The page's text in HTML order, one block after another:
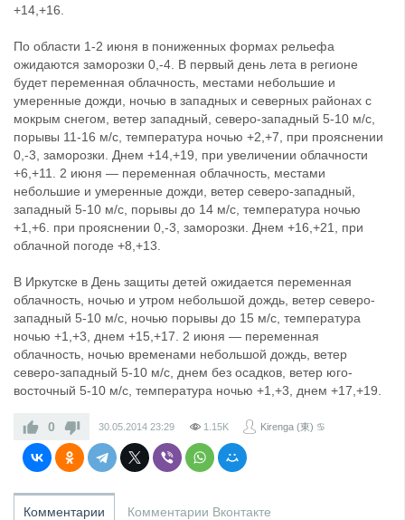
+14,+16.
По области 1-2 июня в пониженных формах рельефа
ожидаются заморозки 0,-4. В первый день лета в регионе
будет переменная облачность, местами небольшие и
умеренные дожди, ночью в западных и северных районах с
мокрым снегом, ветер западный, северо-западный 5-10 м/с,
порывы 11-16 м/с, температура ночью +2,+7, при прояснении
0,-3, заморозки. Днем +14,+19, при увеличении облачности
+6,+11. 2 июня — переменная облачность, местами
небольшие и умеренные дожди, ветер северо-западный,
западный 5-10 м/с, порывы до 14 м/с, температура ночью
+1,+6. при прояснении 0,-3, заморозки. Днем +16,+21, при
облачной погоде +8,+13.
В Иркутске в День защиты детей ожидается переменная
облачность, ночью и утром небольшой дождь, ветер северо-
западный 5-10 м/с, ночью порывы до 15 м/с, температура
ночью +1,+3, днем +15,+17. 2 июня — переменная
облачность, ночью временами небольшой дождь, ветер
северо-западный 5-10 м/с, днем без осадков, ветер юго-
восточный 5-10 м/с, температура ночью +1,+3, днем +17,+19.
0 30.05.2014 23:29 1.15K Kirenga (東) ♋
Комментарии Комментарии Вконтакте